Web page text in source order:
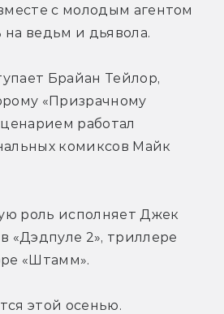
с молодым агентом
на ведьм и дьявола.
Брайан Тейлор,
«Призрачному
работал
комиксов Майк
роль исполняет Джек
«Дэдпуле 2», триллере
«Штамм».
этой осенью.